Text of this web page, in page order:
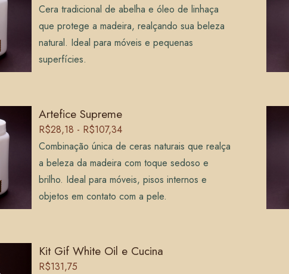
Cera tradicional de abelha e óleo de linhaça
que protege a madeira, realçando sua beleza
natural. Ideal para móveis e pequenas
superfícies.
Artefice Supreme
R$28,18 - R$107,34
Combinação única de ceras naturais que realça
a beleza da madeira com toque sedoso e
brilho. Ideal para móveis, pisos internos e
objetos em contato com a pele.
Kit Gif White Oil e Cucina
R$131,75